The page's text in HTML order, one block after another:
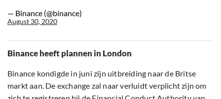
— Binance (@binance)
August 30, 2020
Binance heeft plannen in London
Binance kondigde in juni zijn uitbreiding naar de Britse
markt aan. De exchange zal naar verluidt verplicht zijn om